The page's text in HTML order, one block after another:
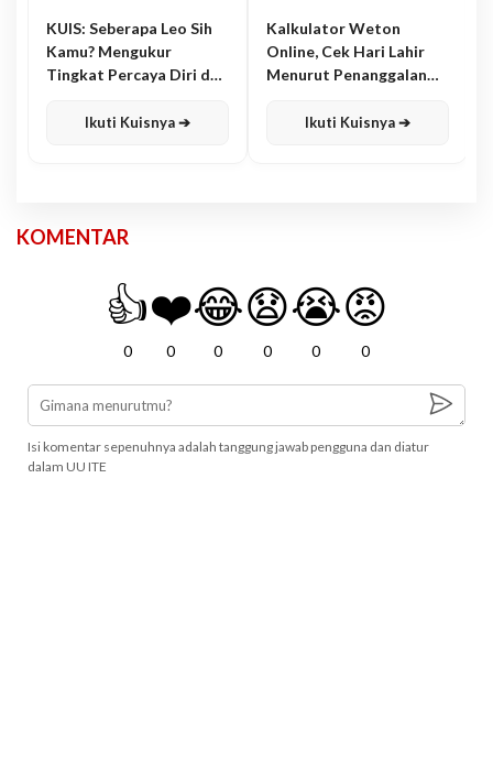
KUIS: Seberapa Leo Sih
Kamu? Mengukur
Tingkat Percaya Diri dan
Ikuti Kuisnya ➔
Kalkulator Weton
Online, Cek Hari Lahir
Menurut Penanggalan
Ikuti Kuisnya ➔
KOMENTAR
👍
0
❤️
0
😂
0
😧
0
😭
0
😡
0
Isi komentar sepenuhnya adalah tanggung jawab pengguna dan diatur
dalam UU ITE